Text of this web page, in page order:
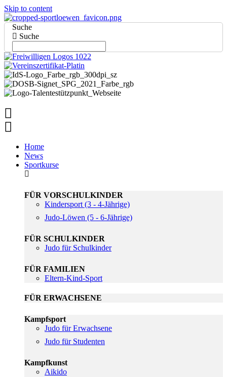
Skip to content
Suche
Suche
Home
News
Sportkurse
FÜR VORSCHULKINDER
Kindersport (3 - 4-Jährige)
Judo-Löwen (5 - 6-Jährige)
FÜR SCHULKINDER
Judo für Schulkinder
FÜR FAMILIEN
Eltern-Kind-Sport
FÜR ERWACHSENE
Kampfsport
Judo für Erwachsene
Judo für Studenten
Kampfkunst
Aikido